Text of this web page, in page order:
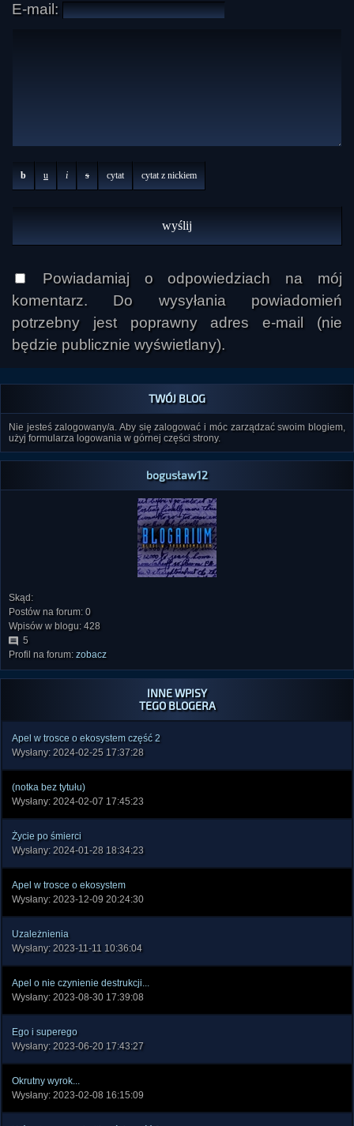
E-mail:
b u i s cytat cytat z nickiem
Powiadamiaj o odpowiedziach na mój
komentarz. Do wysyłania powiadomień
potrzebny jest poprawny adres e-mail (nie
będzie publicznie wyświetlany).
TWÓJ BLOG
Nie jesteś zalogowany/a. Aby się zalogować i móc zarządzać swoim blogiem,
użyj formularza logowania w górnej części strony.
bogusław12
Skąd:
Postów na forum: 0
Wpisów w blogu: 428
5
Profil na forum: zobacz
INNE WPISY
TEGO BLOGERA
Apel w trosce o ekosystem część 2
Wysłany: 2024-02-25 17:37:28
(notka bez tytułu)
Wysłany: 2024-02-07 17:45:23
Życie po śmierci
Wysłany: 2024-01-28 18:34:23
Apel w trosce o ekosystem
Wysłany: 2023-12-09 20:24:30
Uzależnienia
Wysłany: 2023-11-11 10:36:04
Apel o nie czynienie destrukcji...
Wysłany: 2023-08-30 17:39:08
Ego i superego
Wysłany: 2023-06-20 17:43:27
Okrutny wyrok...
Wysłany: 2023-02-08 16:15:09